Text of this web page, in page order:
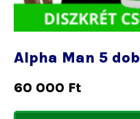
Alpha Man 5
60 000 Ft